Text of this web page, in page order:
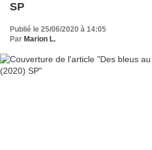
SP
Publié le 25/06/2020 à 14:05
Par Marion L.